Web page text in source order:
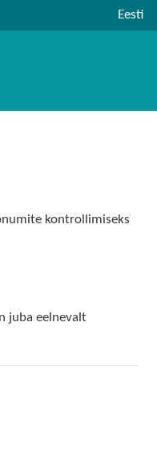
Eesti
kontrollimiseks
juba eelnevalt